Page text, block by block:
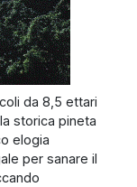
da 8,5 ettari
storica pineta
elogia
per sanare il